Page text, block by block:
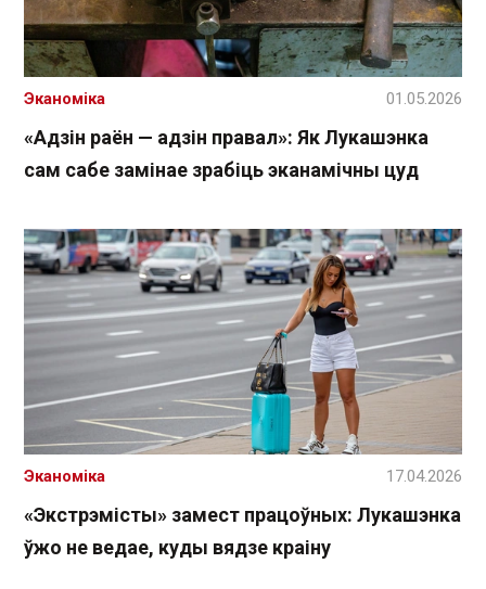
«Адзін раён — адзін правал»: Як Лукашэнка
сам сабе замінае зрабіць эканамічны цуд
Эканоміка 01.05.2026
«Экстрэмісты» замест працоўных: Лукашэнка
ўжо не ведае, куды вядзе краіну
Эканоміка 17.04.2026